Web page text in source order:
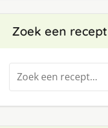
Zoek een recept
Zoeken
naar: